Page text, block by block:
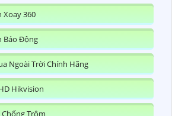
Xoay 360
Báo Động
Ngoài Trời Chính Hãng
Hikvision
Trộm